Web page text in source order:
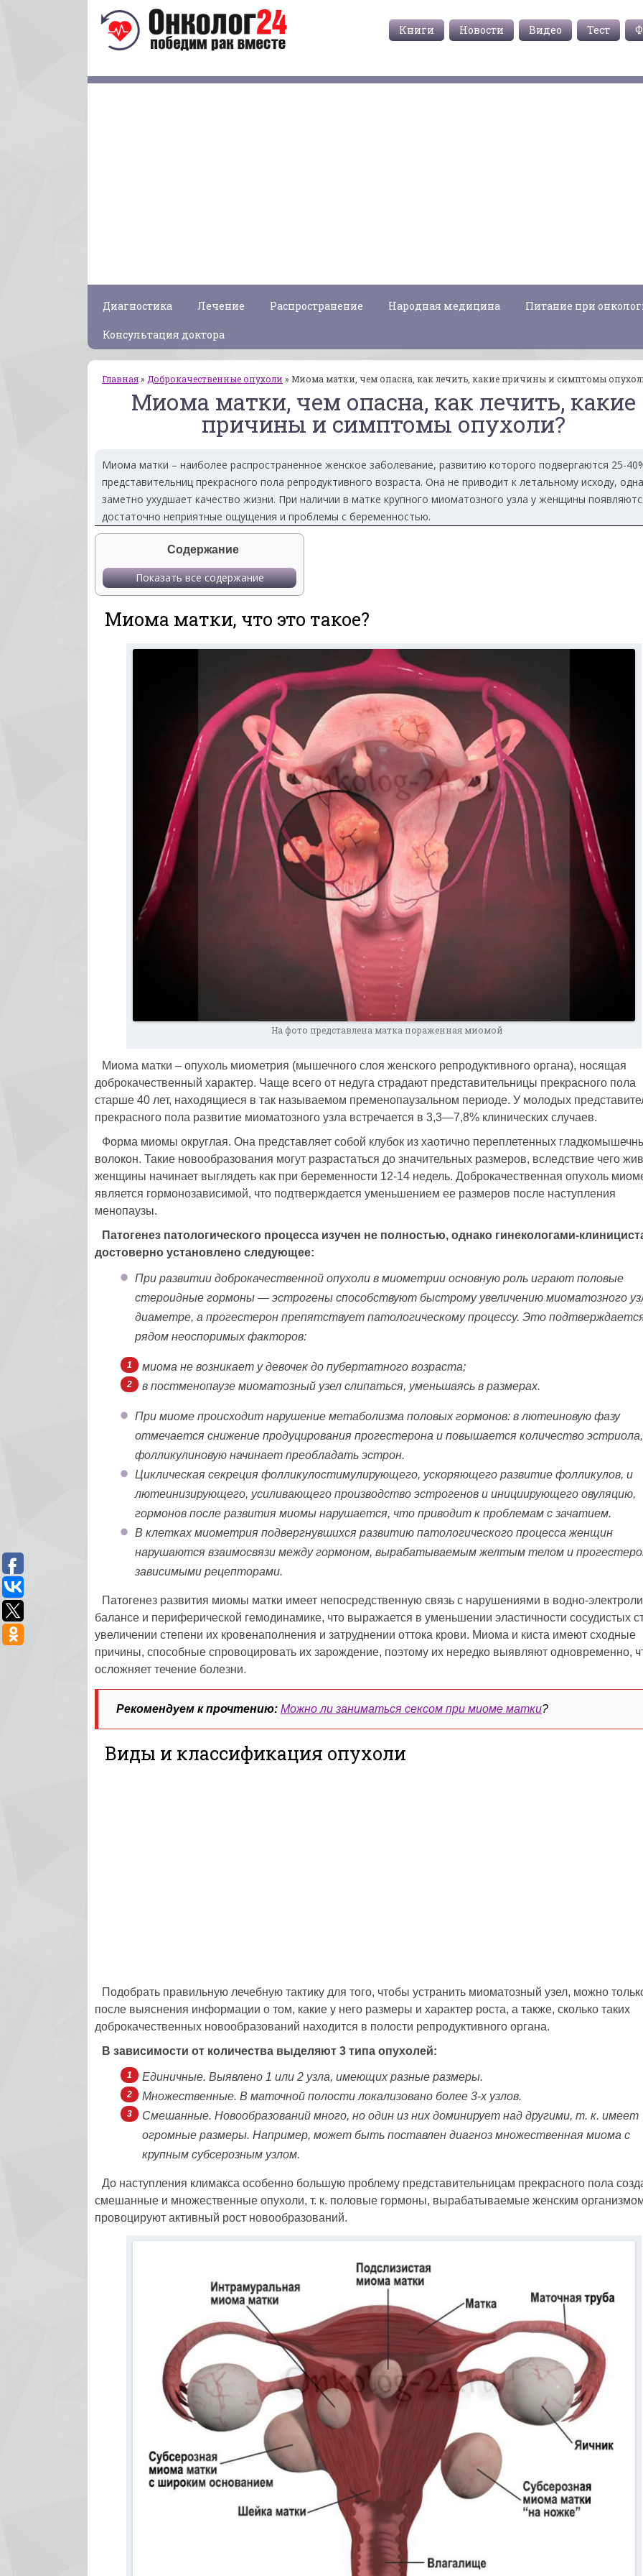
Тест
Видео
Новости
Книги
Диагностика Лечение Распространение Народная медицина Питание при
Консультация доктора
Главная» Доброкачественные опухоли » Миома матки, чем опасна, как лечить, какие причины и симптомы
Миома матки, чем опасна, как лечить, какие
причины и симптомы опухоли?
Миома матки – наиболее распространенное женское заболевание, развитию которого подвергаются 25-
представительниц прекрасного пола репродуктивного возраста. Она не приводит к летальному исходу,
заметно ухудшает качество жизни. При наличии в матке крупного миоматозного узла у женщины
достаточно неприятные ощущения и проблемы с беременностью.
Содержание
Показать все содержание
Миома матки, что это такое?
На фото представлена матка пораженная миомой
Миома матки – опухоль миометрия (мышечного слоя женского репродуктивного органа), носящая
доброкачественный характер. Чаще всего от недуга страдают представительницы прекрасного пола
старше 40 лет, находящиеся в так называемом пременопаузальном периоде. У молодых
прекрасного пола развитие миоматозного узла встречается в 3,3—7,8% клинических случаев.
Форма миомы округлая. Она представляет собой клубок из хаотично переплетенных
волокон. Такие новообразования могут разрастаться до значительных размеров, вследствие чего
женщины начинает выглядеть как при беременности 12-14 недель. Доброкачественная опухоль
является гормонозависимой, что подтверждается уменьшением ее размеров после наступления
менопаузы.
Патогенез патологического процесса изучен не полностью, однако гинекологами-
достоверно установлено следующее:
При развитии доброкачественной опухоли в миометрии основную роль играют половые
стероидные гормоны — эстрогены способствуют быстрому увеличению миоматозного
диаметре, а прогестерон препятствует патологическому процессу. Это
рядом неоспоримых факторов:
миома не возникает у девочек до пубертатного возраста;
в постменопаузе миоматозный узел слипаться, уменьшаясь в размерах.
При миоме происходит нарушение метаболизма половых гормонов: в лютеиновую фазу
отмечается снижение продуцирования прогестерона и повышается количество
фолликулиновую начинает преобладать эстрон.
Циклическая секреция фолликулостимулирующего, ускоряющего развитие фолликулов, и
лютеинизирующего, усиливающего производство эстрогенов и инициирующего овуляцию,
гормонов после развития миомы нарушается, что приводит к проблемам с зачатием.
В клетках миометрия подвергнувшихся развитию патологического процесса женщин
нарушаются взаимосвязи между гормоном, вырабатываемым желтым телом и
зависимыми рецепторами.
Патогенез развития миомы матки имеет непосредственную связь с нарушениями в водно-
балансе и периферической гемодинамике, что выражается в уменьшении эластичности сосудистых
увеличении степени их кровенаполнения и затруднении оттока крови. Миома и киста имеют сходные
причины, способные спровоцировать их зарождение, поэтому их нередко выявляют одновременно,
осложняет течение болезни.
Рекомендуем к прочтению: Можно ли заниматься сексом при миоме матки?
Виды и классификация опухоли
Подобрать правильную лечебную тактику для того, чтобы устранить миоматозный узел, можно
после выяснения информации о том, какие у него размеры и характер роста, а также, сколько таких
доброкачественных новообразований находится в полости репродуктивного органа.
В зависимости от количества выделяют 3 типа опухолей:
Единичные. Выявлено 1 или 2 узла, имеющих разные размеры.
Множественные. В маточной полости локализовано более 3-х узлов.
Смешанные. Новообразований много, но один из них доминирует над другими, т. к. имеет
огромные размеры. Например, может быть поставлен диагноз множественная миома с
крупным субсерозным узлом.
До наступления климакса особенно большую проблему представительницам прекрасного пола
смешанные и множественные опухоли, т. к. половые гормоны, вырабатываемые женским
провоцируют активный рост новообразований.